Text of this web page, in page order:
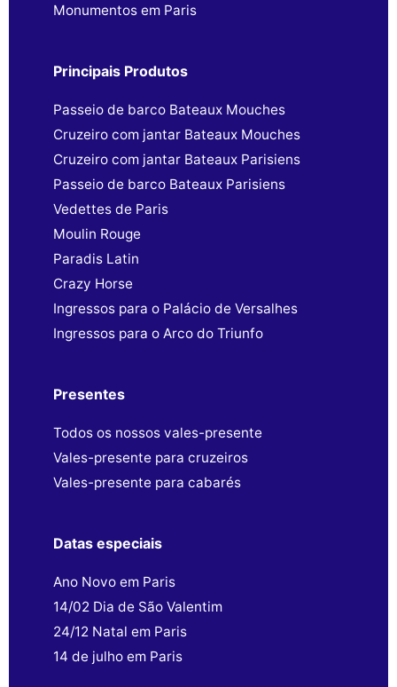
Monumentos em Paris
Principais Produtos
Passeio de barco Bateaux Mouches
Cruzeiro com jantar Bateaux Mouches
Cruzeiro com jantar Bateaux Parisiens
Passeio de barco Bateaux Parisiens
Vedettes de Paris
Moulin Rouge
Paradis Latin
Crazy Horse
Ingressos para o Palácio de Versalhes
Ingressos para o Arco do Triunfo
Presentes
Todos os nossos vales-presente
Vales-presente para cruzeiros
Vales-presente para cabarés
Datas especiais
Ano Novo em Paris
14/02 Dia de São Valentim
24/12 Natal em Paris
14 de julho em Paris